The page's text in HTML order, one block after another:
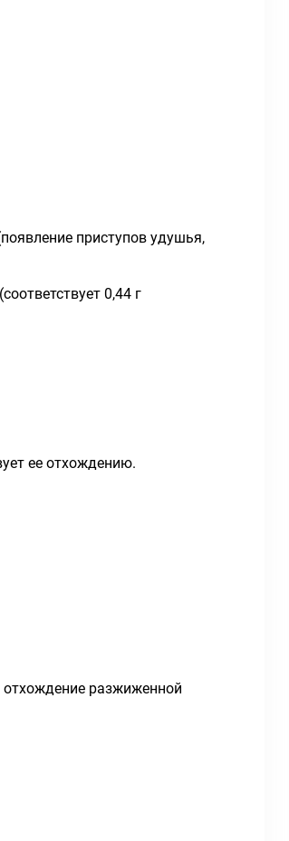
приступов удушья,
0,44 г
ее отхождению.
отхождение разжиженной